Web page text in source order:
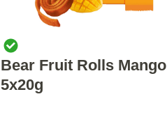
Bear Fruit Rolls Mango
5x20g